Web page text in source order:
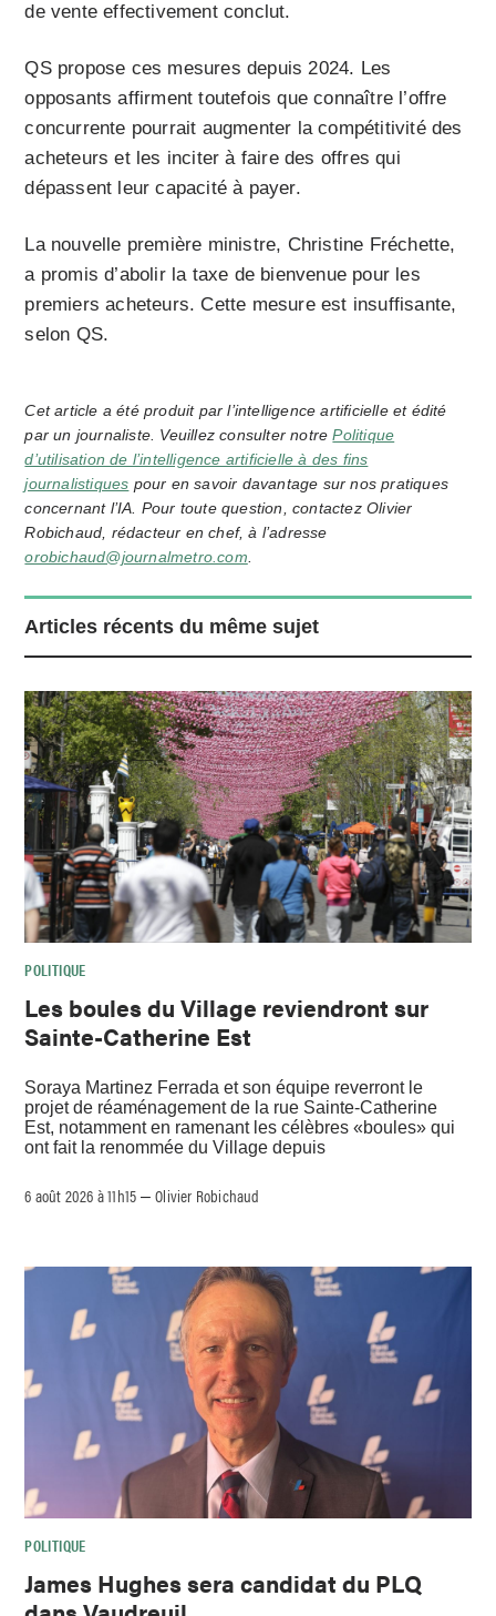
de vente effectivement conclut.
QS propose ces mesures depuis 2024. Les
opposants affirment toutefois que connaître l’offre
concurrente pourrait augmenter la compétitivité des
acheteurs et les inciter à faire des offres qui
dépassent leur capacité à payer.
La nouvelle première ministre, Christine Fréchette,
a promis d’abolir la taxe de bienvenue pour les
premiers acheteurs. Cette mesure est insuffisante,
selon QS.
Cet article a été produit par l’intelligence artificielle et édité
par un journaliste. Veuillez consulter notrePolitique
d’utilisation de l’intelligence artificielle à des fins
journalistiques pour en savoir davantage sur nos pratiques
concernant l’IA. Pour toute question, contactez Olivier
Robichaud, rédacteur en chef, à l’adresse
orobichaud@journalmetro.com.
Articles récents du même sujet
POLITIQUE
Les boules du Village reviendront sur
Sainte-Catherine Est
Soraya Martinez Ferrada et son équipe reverront le
projet de réaménagement de la rue Sainte-Catherine
Est, notamment en ramenant les célèbres «boules» qui
ont fait la renommée du Village depuis
6 août 2026 à 11h15 –Olivier Robichaud
POLITIQUE
James Hughes sera candidat du PLQ